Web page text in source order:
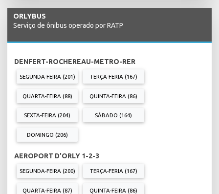
ORLYBUS
Serviço de ônibus operado por RATP
DENFERT-ROCHEREAU-METRO-RER
SEGUNDA-FEIRA (201) TERÇA-FERIA (167)
QUARTA-FEIRA (88) QUINTA-FEIRA (86)
SEXTA-FEIRA (204) SÁBADO (164)
DOMINGO (206)
AEROPORT D'ORLY 1-2-3
SEGUNDA-FEIRA (200) TERÇA-FERIA (167)
QUARTA-FEIRA (87) QUINTA-FEIRA (86)